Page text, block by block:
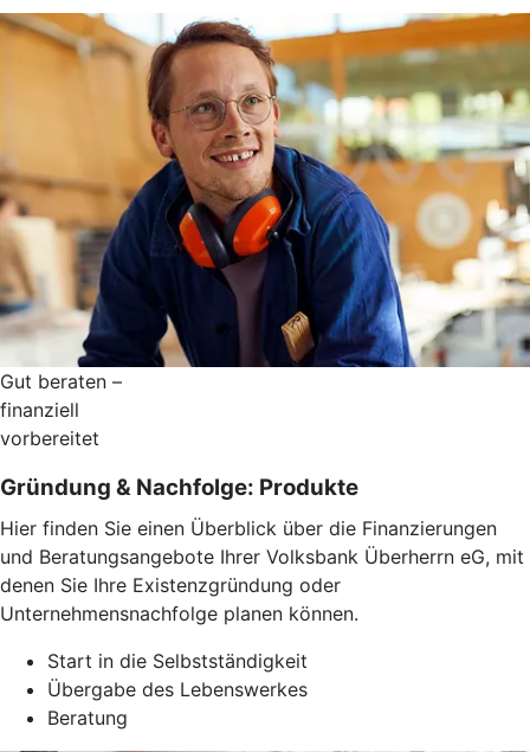
Gut beraten –
finanziell
vorbereitet
Gründung & Nachfolge: Produkte
Hier finden Sie einen Überblick über die Finanzierungen
und Beratungsangebote Ihrer Volksbank Überherrn eG, mit
denen Sie Ihre Existenzgründung oder
Unternehmensnachfolge planen können.
Start in die Selbstständigkeit
Übergabe des Lebenswerkes
Beratung